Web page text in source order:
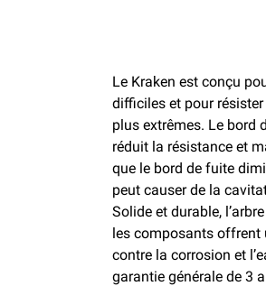
Le Kraken est conçu
difficiles et pour
plus extrêmes. Le bord
réduit la résistance et
que le bord de fuite
peut causer de la
Solide et durable,
les composants offrent
contre la corrosion et
garantie générale de 3